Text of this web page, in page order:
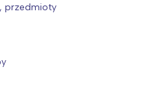
przedmioty